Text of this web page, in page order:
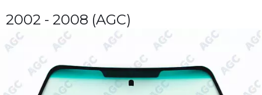
2002 - 2008 (AGC)